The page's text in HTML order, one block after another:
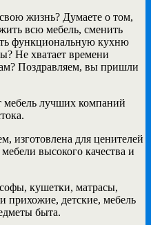
жизнь? Думаете о том,
всю мебель, сменить
функциональную кухню
Не хватает времени
Поздравляем, вы пришли
мебель лучших компаний
изготовлена для ценителей
высокого качества и
кушетки, матрасы,
детские, мебель
быта.